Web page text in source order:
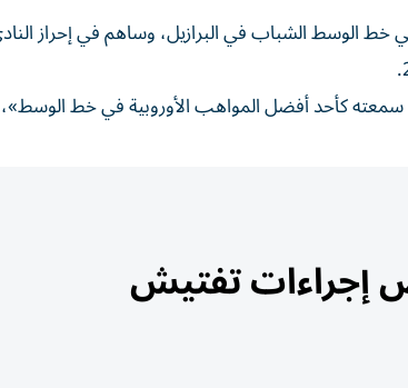
خط الوسط الشباب في البرازيل، وساهم في إحراز
كأحد أفضل المواهب الأوروبية في خط
إجراءات تفتيش